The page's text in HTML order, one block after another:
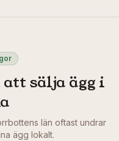
sälja ägg i
län oftast undrar
ägg lokalt.